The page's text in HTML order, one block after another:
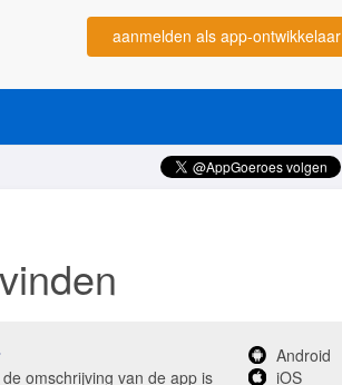
aanmelden als app-ontwikkelaar
omschrijving van de app is
Android
iOS